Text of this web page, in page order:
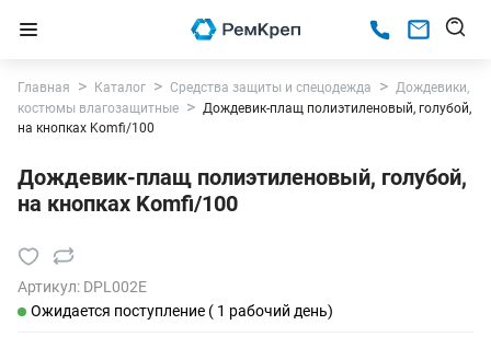
Главная Каталог Средства защиты и спецодежда
Дождевики,
костюмы влагозащитные
Дождевик-плащ полиэтиленовый, голубой,
на кнопках Komfi/100
Дождевик-плащ полиэтиленовый, голубой,
на кнопках Komfi/100
Артикул: DPL002E
Ожидается поступление ( 1 рабочий день)